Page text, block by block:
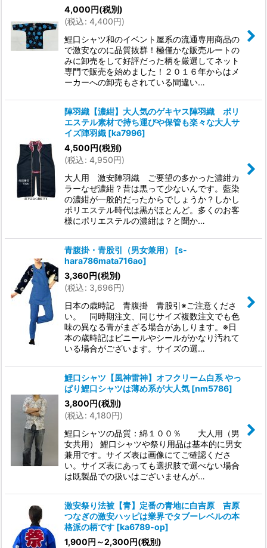
4,000円(税別)
(税込: 4,400円)
鯉口シャツ和のイベント屋系の流通専用商品の
で激安なのに品質抜群！極僅かな販売ルートの
みに卸売をして好評だった柄を厳選してネット
専門で販売を始めました！２０１６年からはメ
ーカーへの卸売もされている間違い…
陣羽織【濃紺】大人気のゲキヤス陣羽織 ポリ
エステル素材で持ち運びや保管も楽々な大人サ
イズ陣羽織 [ka7996]
4,500円(税別)
(税込: 4,950円)
大人用 激安陣羽織 ご要望の多かった濃紺カ
ラーなぜ濃紺？昔は黒って少ないんです。藍染
の濃紺が一般的だったからでしょうか？しかし
ポリエステル時代は黒がほとんど。多くのお客
様にポリエステルの濃紺は？と聞か…
青腹掛・青股引（男女兼用） [s-
hara786mata716ao]
3,360円(税別)
(税込: 3,696円)
日本の歳時記 青腹掛 青股引※ご注意くださ
い。 同時期注文、同じサイズ複数注文でも色
味の異なる青がまざる場合があしります。※日
本の歳時記はビニールやシールがかなり汚れて
いる場合がございます。サイズの選…
鯉口シャツ【風神雷神】オフクリーム白系 やっ
ぱり鯉口シャツは薄め系が大人気 [nm5786]
3,800円(税別)
(税込: 4,180円)
鯉口シャツの品質：綿１００％ 大人用（男
女共用） 鯉口シャツや祭り用品は基本的に男女
兼用です。サイズ表は画像にてご確認くださ
い。サイズ表にあっても選択肢で選べない場合
は既製品での扱いはございませんが…
激安祭り法被【青】定番の青地に白吉原 吉原
つなぎの激安ハッピは業界でタブーレベルの本
格派の柄です [ka6789-op]
1,900円 ～2,300円(税別)